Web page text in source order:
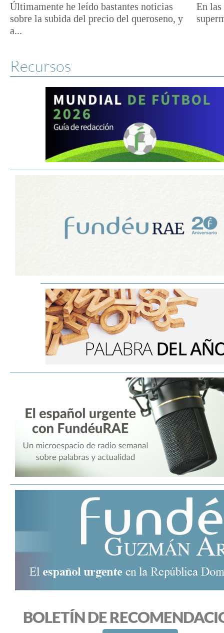
Últimamente he leído bastantes noticias
sobre la subida del precio del queroseno, y
a...
En las
Recursos
BOLETÍN DE